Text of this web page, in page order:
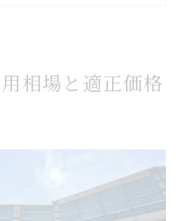
の流れを詳しく解説
的な依頼から完了までの流
が重視する事前ヒアリング
る調査終了後の報告内容
相場と適正価格